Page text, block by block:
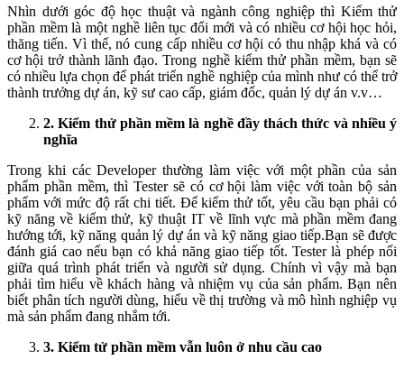
Nhìn dưới góc độ học thuật và ngành công nghiệp thì Kiểm thử
phần mềm là một nghề liên tục đổi mới và có nhiều cơ hội học hỏi,
thăng tiến. Vì thế, nó cung cấp nhiều cơ hội có thu nhập khá và có
cơ hội trở thành lãnh đạo. Trong nghề kiểm thử phần mềm, bạn sẽ
có nhiều lựa chọn để phát triển nghề nghiệp của mình như có thể trở
thành trưởng dự án, kỹ sư cao cấp, giám đốc, quản lý dự án v.v…
2. Kiểm thử phần mềm là nghề đầy thách thức và nhiều ý
nghĩa
Trong khi các Developer thường làm việc với một phần của sản
phẩm phần mềm, thì Tester sẽ có cơ hội làm việc với toàn bộ sản
phẩm với mức độ rất chi tiết. Để kiểm thử tốt, yêu cầu bạn phải có
kỹ năng về kiểm thử, kỹ thuật IT về lĩnh vực mà phần mềm đang
hướng tới, kỹ năng quản lý dự án và kỹ năng giao tiếp.Bạn sẽ được
đánh giá cao nếu bạn có khả năng giao tiếp tốt. Tester là phép nối
giữa quá trình phát triển và người sử dụng. Chính vì vậy mà bạn
phải tìm hiểu về khách hàng và nhiệm vụ của sản phẩm. Bạn nên
biết phân tích người dùng, hiểu về thị trường và mô hình nghiệp vụ
mà sản phẩm đang nhắm tới.
3. Kiểm tử phần mềm vẫn luôn ở nhu cầu cao